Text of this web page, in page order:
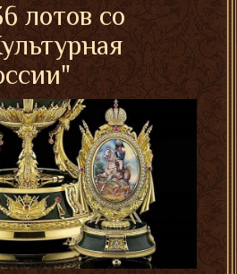
лотов со